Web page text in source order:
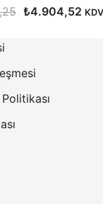
Orijinal
₺4.904,52Şu